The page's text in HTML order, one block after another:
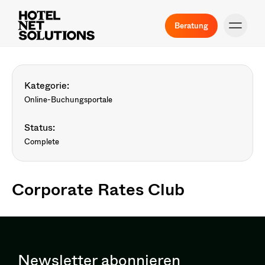
Beratung
Kategorie:
Online-Buchungsportale
Status:
Complete
Corporate Rates Club
Newsletter abonnieren